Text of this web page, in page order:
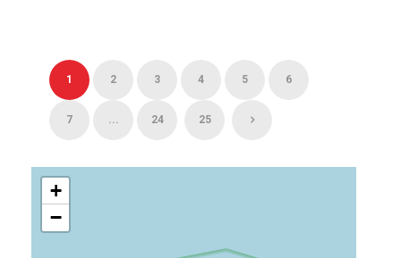
1 2 3 4 5 6
7 ... 24 25
+
−